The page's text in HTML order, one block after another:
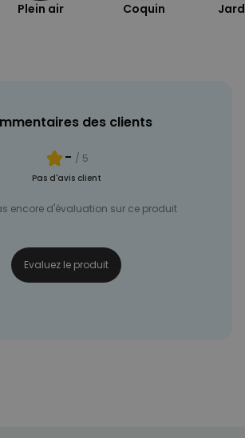
Plein air Coquin
des clients
- / 5
Pas d'avis client
encore d'évaluation sur ce produit
Evaluez le produit